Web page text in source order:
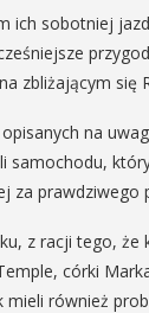
ich sobotniej
zbliżającym się
na
za prawdziwego
z racji tego, że
córki
również
Dzień
PROGRAM
9.00 – 11.00
Spotkanie z
zapraszają
Magiczne ...